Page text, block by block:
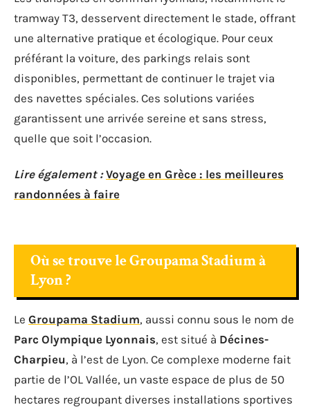
tramway T3, desservent directement le stade, offrant
une alternative pratique et écologique. Pour ceux
préférant la voiture, des parkings relais sont
disponibles, permettant de continuer le trajet via
des navettes spéciales. Ces solutions variées
garantissent une arrivée sereine et sans stress,
quelle que soit l’occasion.
Lire également : Voyage en Grèce : les meilleures
randonnées à faire
Où se trouve le Groupama Stadium à
Lyon ?
Le Groupama Stadium, aussi connu sous le nom de
Parc Olympique Lyonnais, est situé à Décines-
Charpieu, à l’est de Lyon. Ce complexe moderne fait
partie de l’OL Vallée, un vaste espace de plus de 50
hectares regroupant diverses installations sportives